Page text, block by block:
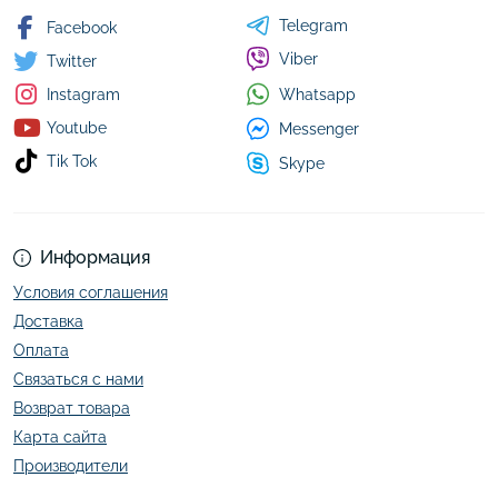
Информация
Условия соглашения
Доставка
Оплата
Связаться с нами
Возврат товара
Карта сайта
Производители
Facebook
Twitter
Instagram
Youtube
Tik Tok
Telegram
Viber
Whatsapp
Messenger
Skype